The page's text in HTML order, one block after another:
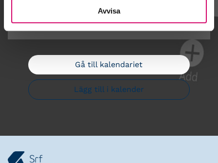
Avvisa
Gå till kalendariet
Lägg till i kalender